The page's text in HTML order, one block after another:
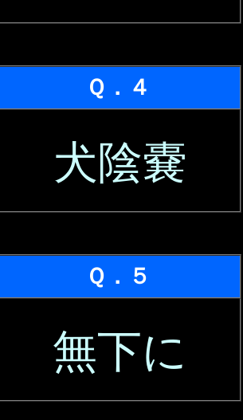
Ｑ．４
犬陰嚢
Ｑ．５
無下に